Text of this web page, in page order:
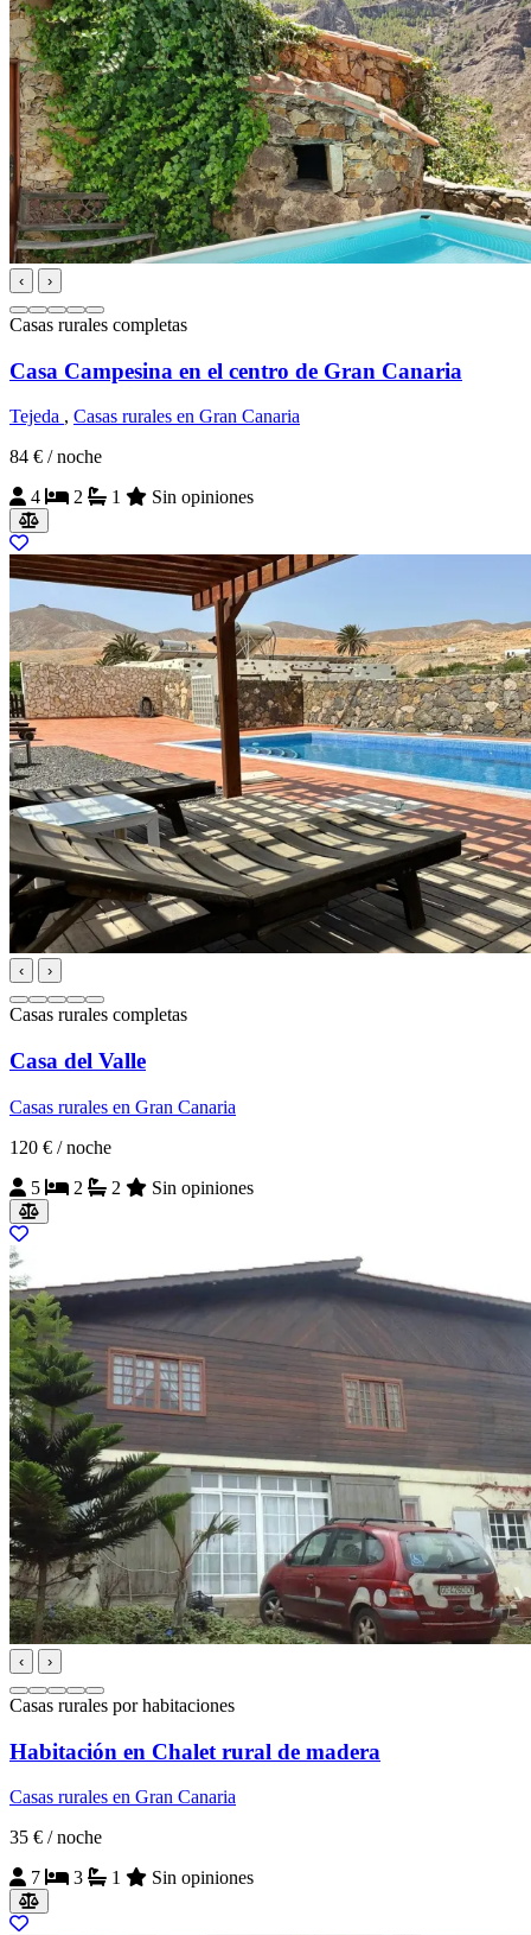
‹ ›
Casas rurales completas
Casa Campesina en el centro de Gran Canaria
Tejeda , Casas rurales en Gran Canaria
84 € / noche
4
2 1 Sin opiniones
‹ ›
Casas rurales completas
Casa del Valle
Casas rurales en Gran Canaria
120 € / noche
5
2 2 Sin opiniones
‹ ›
Casas rurales por habitaciones
Habitación en Chalet rural de madera
Casas rurales en Gran Canaria
35 € / noche
7
3 1 Sin opiniones